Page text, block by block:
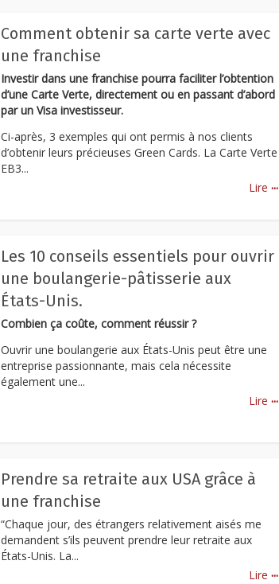
Comment obtenir sa carte verte avec
une franchise
Investir dans une franchise pourra faciliter l’obtention
d’une Carte Verte, directement ou en passant d’abord
par un Visa investisseur.
Ci-après, 3 exemples qui ont permis à nos clients
d’obtenir leurs précieuses Green Cards. La Carte Verte
EB3...
Lire ...
Les 10 conseils essentiels pour ouvrir
une boulangerie-pâtisserie aux
États-Unis.
Combien ça coûte, comment réussir ?
Ouvrir une boulangerie aux États-Unis peut être une
entreprise passionnante, mais cela nécessite
également une...
Lire ...
Prendre sa retraite aux USA grâce à
une franchise
“Chaque jour, des étrangers relativement aisés me
demandent s’ils peuvent prendre leur retraite aux
États-Unis. La...
Lire ...